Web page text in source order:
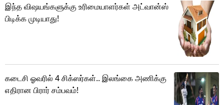
இந்த விஷயங்களுக்கு உரிமையாளர்கள் அட்வான்ஸ்
பிடிக்க முடியாது!
கடைசி ஓவரில் 4 சிக்ஸர்கள்.. இலங்கை அணிக்கு
எதிரான பிரார் சம்பவம்!